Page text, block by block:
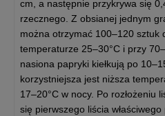
cm, a następnie przykrywa się
rzecznego. Z obsianej jednym
można otrzymać 100–120 sztuk
temperaturze 25–30°C i przy
nasiona papryki kiełkują po
korzystniejsza jest niższa
17–20°C w nocy. Po rozłożeniu
się pierwszego liścia